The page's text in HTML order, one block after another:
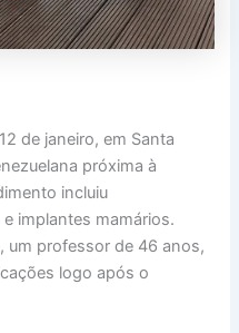
de janeiro, em Santa
próxima à
incluiu
implantes mamários.
um professor de 46 anos,
logo após o